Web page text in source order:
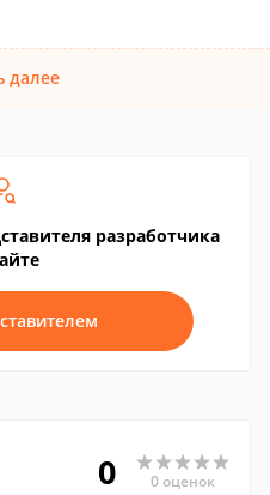
далее
разработчика
0 0 оценок